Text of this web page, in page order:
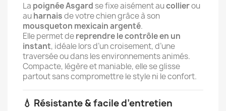
La poignée Asgard se fixe aisément aucollierou
auharnaisde votre chien grâce à son
mousqueton mexicain argenté.
Elle permet dereprendre le contrôle en un
instant, idéale lors d’un croisement, d’une
traversée ou dans les environnements animés.
Compacte, légère et maniable, elle se glisse
partout sans compromettre le style ni le confort.
💧 Résistante & facile d’entretien